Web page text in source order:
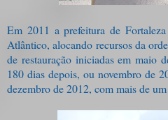
Em 2011 a prefeitura de
Atlântico, alocando recursos da
de restauração iniciadas em maio
180 dias depois, ou novembro de
dezembro de 2012, com mais de